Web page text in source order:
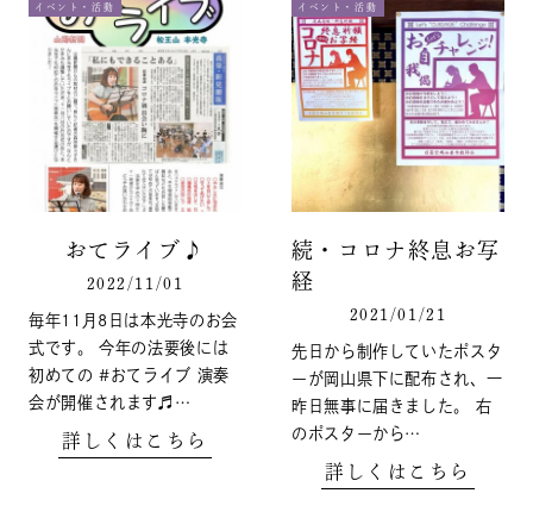
イベント・活動
おてライブ♪
2022/11/01
毎年11月8日は本光寺のお会
式です。 今年の法要後には
初めての #おてライブ 演奏
会が開催されます♬…
詳しくはこちら
イベント・活動
続・コロナ終息お写
経
2021/01/21
先日から制作していたポスタ
ーが岡山県下に配布され、一
昨日無事に届きました。 右
のポスターから…
詳しくはこちら